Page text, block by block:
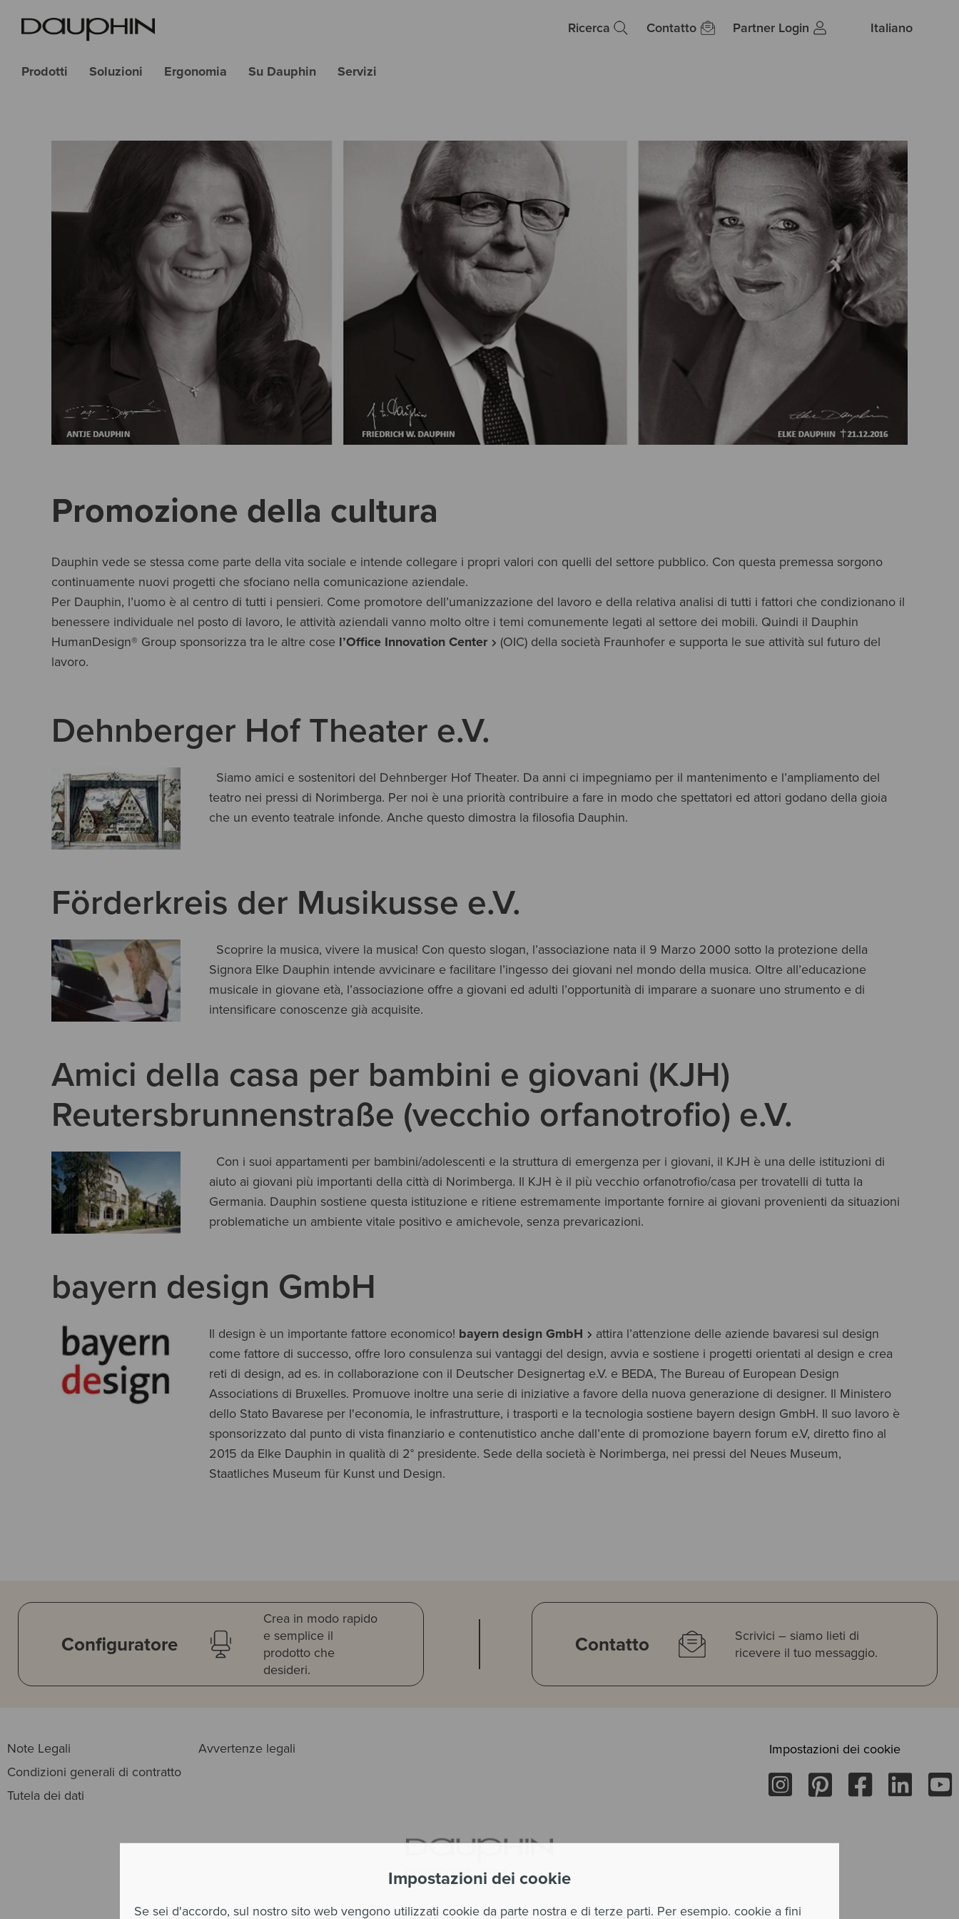
Impostazioni dei cookie
Se sei d'accordo, sul nostro sito web vengono utilizzati cookie da parte nostra e di terze parti. Per esempio. cookie a fini
Ricerca Contatto Partner Login Italiano
Prodotti Soluzioni Ergonomia Su Dauphin Servizi
Promozione della cultura
Dauphin vede se stessa come parte della vita sociale e intende collegare i propri valori con quelli del settore pubblico. Con questa premessa sorgono
continuamente nuovi progetti che sfociano nella comunicazione aziendale.
Per Dauphin, l’uomo è al centro di tutti i pensieri. Come promotore dell’umanizzazione del lavoro e della relativa analisi di tutti i fattori che condizionano il
benessere individuale nel posto di lavoro, le attività aziendali vanno molto oltre i temi comunemente legati al settore dei mobili. Quindi il Dauphin
HumanDesign® Group sponsorizza tra le altre cose l’Office Innovation Center
(OIC) della società Fraunhofer e supporta le sue attività sul futuro del
lavoro.
Dehnberger Hof Theater e.V.
Siamo amici e sostenitori del Dehnberger Hof Theater. Da anni ci impegniamo per il mantenimento e l’ampliamento del
teatro nei pressi di Norimberga. Per noi è una priorità contribuire a fare in modo che spettatori ed attori godano della gioia
che un evento teatrale infonde. Anche questo dimostra la filosofia Dauphin.
Förderkreis der Musikusse e.V.
Scoprire la musica, vivere la musica! Con questo slogan, l’associazione nata il 9 Marzo 2000 sotto la protezione della
Signora Elke Dauphin intende avvicinare e facilitare l’ingesso dei giovani nel mondo della musica. Oltre all’educazione
musicale in giovane età, l’associazione offre a giovani ed adulti l’opportunità di imparare a suonare uno strumento e di
intensificare conoscenze già acquisite.
Amici della casa per bambini e giovani (KJH)
Reutersbrunnenstraße (vecchio orfanotrofio) e.V.
Con i suoi appartamenti per bambini/adolescenti e la struttura di emergenza per i giovani, il KJH è una delle istituzioni di
aiuto ai giovani più importanti della città di Norimberga. Il KJH è il più vecchio orfanotrofio/casa per trovatelli di tutta la
Germania. Dauphin sostiene questa istituzione e ritiene estremamente importante fornire ai giovani provenienti da situazioni
problematiche un ambiente vitale positivo e amichevole, senza prevaricazioni.
bayern design GmbH
Il design è un importante fattore economico! bayern design GmbH
attira l’attenzione delle aziende bavaresi sul design
come fattore di successo, offre loro consulenza sui vantaggi del design, avvia e sostiene i progetti orientati al design e crea
reti di design, ad es. in collaborazione con il Deutscher Designertag e.V. e BEDA, The Bureau of European Design
Associations di Bruxelles. Promuove inoltre una serie di iniziative a favore della nuova generazione di designer. Il Ministero
dello Stato Bavarese per l'economia, le infrastrutture, i trasporti e la tecnologia sostiene bayern design GmbH. Il suo lavoro è
sponsorizzato dal punto di vista finanziario e contenutistico anche dall’ente di promozione bayern forum e.V, diretto fino al
2015 da Elke Dauphin in qualità di 2° presidente. Sede della società è Norimberga, nei pressi del Neues Museum,
Staatliches Museum für Kunst und Design.
Configuratore
Crea in modo rapido
e semplice il
prodotto che
desideri.
Contatto
Scrivici – siamo lieti di
ricevere il tuo messaggio.
Note Legali
Condizioni generali di contratto
Tutela dei dati
Avvertenze legali Impostazioni dei cookie